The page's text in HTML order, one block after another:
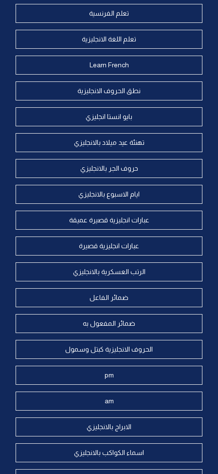
تعلم الفرنسية
تعلم اللغة الانجليزية
Learn French
نطق الحروف الانجليزية
بايو انستا انجليزي
تهنئة عيد ميلاد بالانجليزي
حروف الجر بالانجليزي
ايام الاسبوع بالانجليزي
عبارات انجليزية قصيرة عميقة
عبارات انجليزية قصيرة
الرتب العسكرية بالانجليزي
ضمائر الفاعل
ضمائر المفعول به
الحروف الانجليزية كبتل وسمول
pm
am
الابراج بالانجليزي
اسماء الكواكب بالانجليزي